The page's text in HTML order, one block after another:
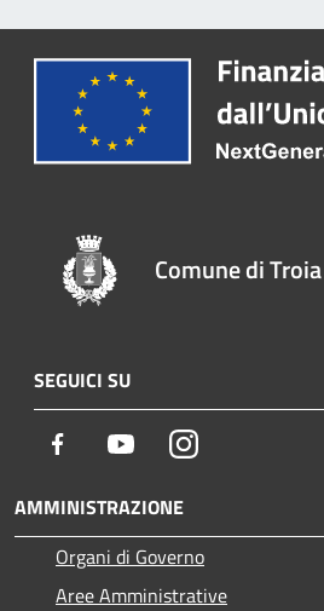
Comune di Troia
SEGUICI SU
Facebook YoutubeInstagram
AMMINISTRAZIONE
Organi di Governo
Aree Amministrative